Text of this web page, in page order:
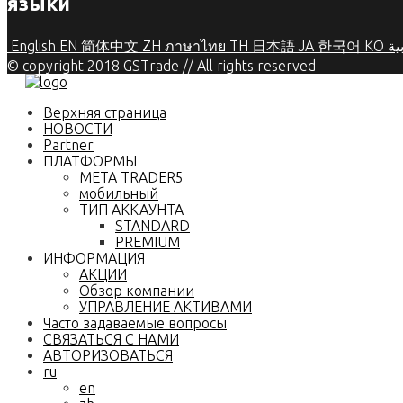
English EN 简体中文 ZH ภาษาไทย TH 日本語 JA 한국어 KO
© copyright 2018 GSTrade // All rights reserved
Верхняя страница
НОВОСТИ
Partner
ПЛАТФОРМЫ
META TRADER5
мобильный
ТИП АККАУНТА
STANDARD
PREMIUM
ИНФОРМАЦИЯ
АКЦИИ
Обзор компании
УПРАВЛЕНИЕ АКТИВАМИ
Часто задаваемые вопросы
СВЯЗАТЬСЯ С НАМИ
АВТОРИЗОВАТЬСЯ
ru
en